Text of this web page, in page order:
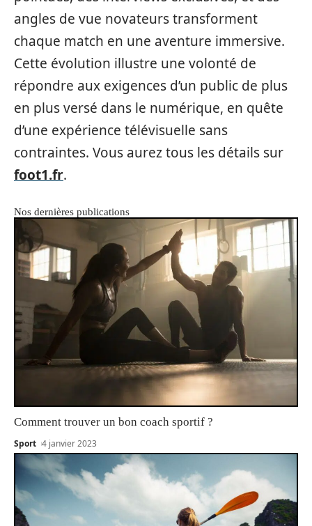
angles de vue novateurs transforment
chaque match en une aventure immersive.
Cette évolution illustre une volonté de
répondre aux exigences d’un public de plus
en plus versé dans le numérique, en quête
d’une expérience télévisuelle sans
contraintes. Vous aurez tous les détails sur
foot1.fr.
Nos dernières publications
Comment trouver un bon coach sportif ?
Sport 4 janvier 2023